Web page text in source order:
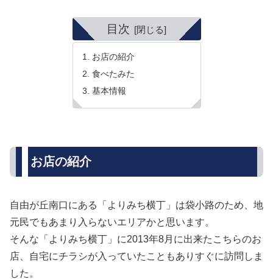
目次
お店の紹介
食べたみた
基本情報
お店の紹介
自由が丘南口にある「よりみち横丁」は袋小路のため、地
元民でもあまり入らないエリアかと思います。
そんな「よりみち横丁」に2013年8月に出来たこちらのお
店、自宅にチラシが入っていたこともありすぐに訪問しま
した。